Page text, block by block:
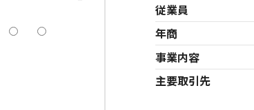
従業員
年商
事業内容
主要取引先